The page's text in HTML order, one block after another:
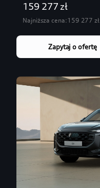
159 277 zł
Najniższa cena:159 277 zł
Zapytaj o ofertę